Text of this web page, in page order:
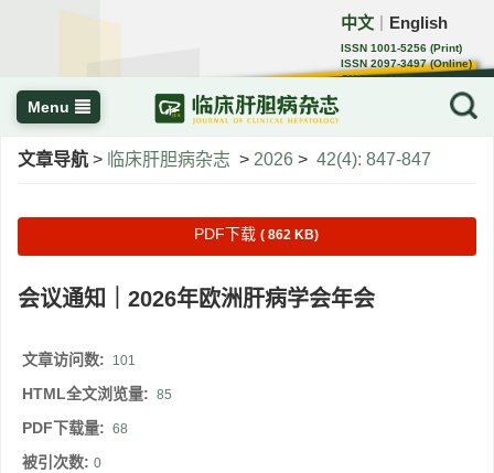
中文 English
ISSN 1001-5256 (Print)
ISSN 2097-3497 (Online)
CN 22-1108/R
Menu
文章导航 > 临床肝胆病杂志 > 2026 > 42(4): 847-847
PDF下载 ( 862 KB)
会议通知｜2026年欧洲肝病学会年会
文章访问数: 101
HTML全文浏览量: 85
PDF下载量: 68
被引次数: 0